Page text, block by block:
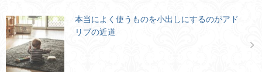
本当によく使うものを小出しにするのがアド
リブの近道